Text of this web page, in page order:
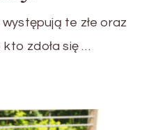
te złe oraz
kto zdoła się …